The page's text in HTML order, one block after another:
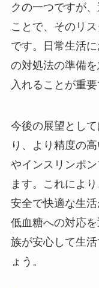
クの一つですが
ことで、そのリ
です。日常生活
の対処法の準備
入れることが重要
今後の展望とし
り、より精度の
やインスリンポ
ます。これによ
安全で快適な生活
低血糖への対応
族が安心して生
ょう。